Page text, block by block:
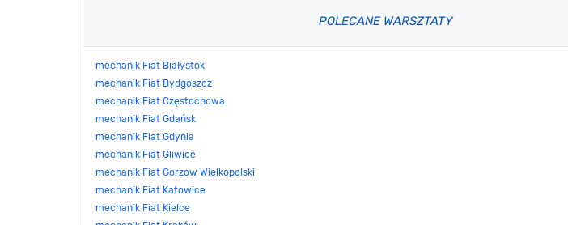
POLECANE WARSZTATY
mechanik Fiat Białystok
mechanik Fiat Bydgoszcz
mechanik Fiat Częstochowa
mechanik Fiat Gdańsk
mechanik Fiat Gdynia
mechanik Fiat Gliwice
mechanik Fiat Gorzow Wielkopolski
mechanik Fiat Katowice
mechanik Fiat Kielce